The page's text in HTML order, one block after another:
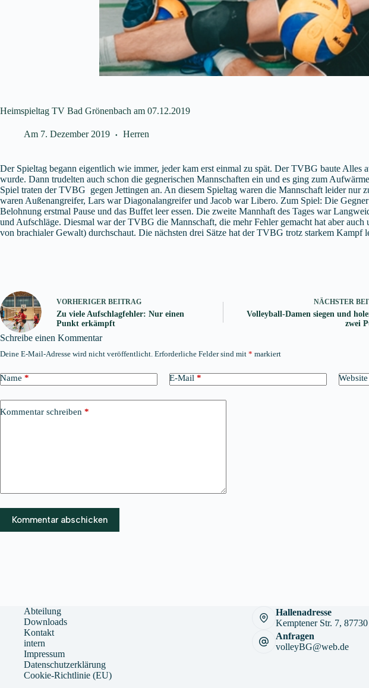
Heimspieltag TV Bad Grönenbach am 07.12.2019
Am 7. Dezember 2019 Herren
Der Spieltag begann eigentlich wie immer, jeder kam erst einmal zu spät. Der TVBG baute
wurde. Dann trudelten auch schon die gegnerischen Mannschaften ein und es ging zum
Spiel traten der TVBG gegen Jettingen an. An diesem Spieltag waren die Mannschaft leider
waren Außenangreifer, Lars war Diagonalangreifer und Jacob war Libero. Zum Spiel: Die
Belohnung erstmal Pause und das Buffet leer essen. Die zweite Mannhaft des Tages war
und Aufschläge. Diesmal war der TVBG die Mannschaft, die mehr Fehler gemacht hat aber
von brachialer Gewalt) durchschaut. Die nächsten drei Sätze hat der TVBG trotz starkem
VORHERIGER BEITRAG
Zu viele Aufschlagfehler: Nur einen
Punkt erkämpft
NÄCHSTER
Volleyball-Damen siegen und
zwei
Schreibe einen Kommentar
Deine E-Mail-Adresse wird nicht veröffentlicht. Erforderliche Felder sind mit * markiert
Name * E-Mail * Website
Kommentar schreiben *
Kommentar abschicken
Abteilung
Downloads
Kontakt
intern
Impressum
Datenschutzerklärung
Cookie-Richtlinie (EU)
Hallenadresse
Kemptener Str. 7,
Anfragen
volleyBG@web.de